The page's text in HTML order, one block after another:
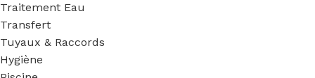
Traitement Eau
Transfert
Tuyaux & Raccords
Hygiène